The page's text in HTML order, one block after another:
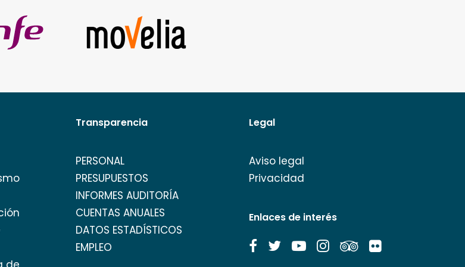
Transparencia
PERSONAL
PRESUPUESTOS
INFORMES AUDITORÍA
CUENTAS ANUALES
DATOS ESTADÍSTICOS
EMPLEO
Legal
Aviso legal
Privacidad
Enlaces de interés